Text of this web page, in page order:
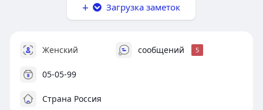
Загрузка заметок
Женский сообщений 5
05-05-99
Страна Россия